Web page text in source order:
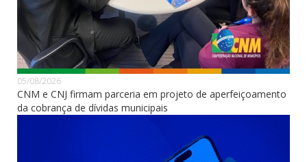
05/08/2026
CNM e CNJ firmam parceria em projeto de aperfeiçoamento
da cobrança de dívidas municipais